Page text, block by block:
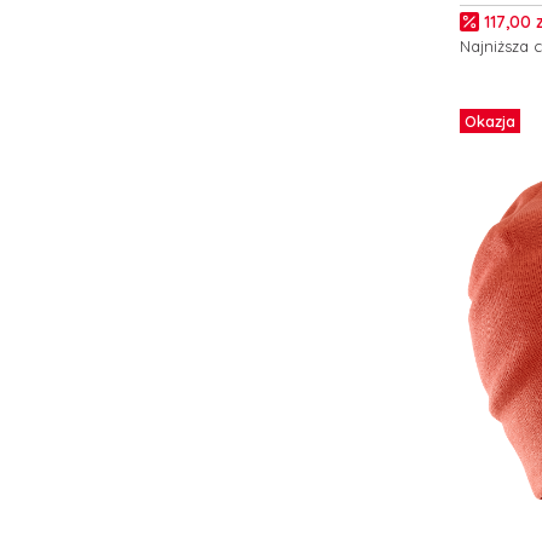
Cena
117,00
Najniższa
Okazja